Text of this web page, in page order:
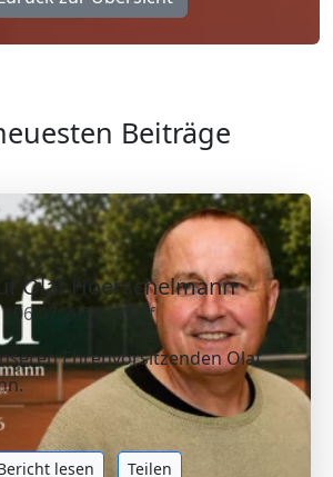
Beiträge
Olaf Hoerschelmann
06.07.2026 - Wolf
Ehrenvorsitzenden Olaf
lesen Teilen